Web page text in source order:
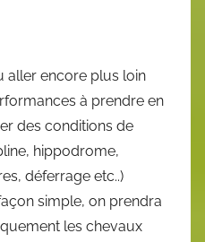
aller encore plus loin
à prendre en
des conditions de
hippodrome,
déferrage etc..)
simple, on prendra
les chevaux